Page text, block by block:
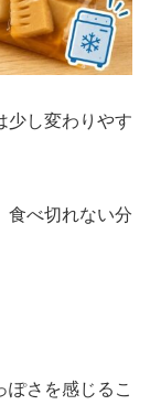
少し変わりやす
食べ切れない分
ぽさを感じるこ